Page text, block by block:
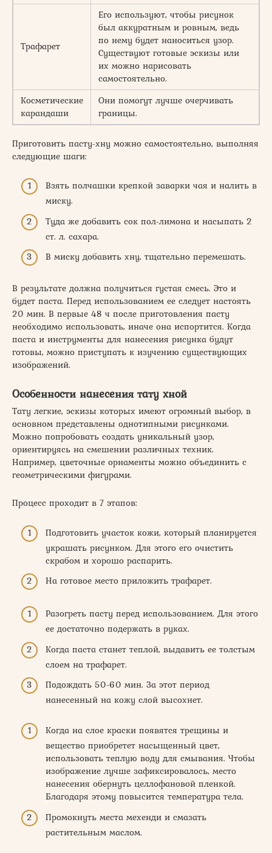
Трафарет
Его используют, чтобы рисунок
был аккуратным и ровным, ведь
по нему будет наноситься узор.
Существуют готовые эскизы или
их можно нарисовать
самостоятельно.
Косметические
карандаши
Они помогут лучше очерчивать
границы.
Приготовить пасту-хну можно самостоятельно, выполняя
следующие шаги:
Взять полчашки крепкой заварки чая и налить в
миску.
Туда же добавить сок пол-лимона и насыпать 2
ст. л. сахара.
В миску добавить хну, тщательно перемешать.
В результате должна получиться густая смесь. Это и
будет паста. Перед использованием ее следует настоять
20 мин. В первые 48 ч после приготовления пасту
необходимо использовать, иначе она испортится. Когда
паста и инструменты для нанесения рисунка будут
готовы, можно приступать к изучению существующих
изображений.
Особенности нанесения тату хной
Тату легкие, эскизы которых имеют огромный выбор, в
основном представлены однотипными рисунками.
Можно попробовать создать уникальный узор,
ориентируясь на смешении различных техник.
Например, цветочные орнаменты можно объединить с
геометрическими фигурами.
Процесс проходит в 7 этапов:
Подготовить участок кожи, который планируется
украшать рисунком. Для этого его очистить
скрабом и хорошо распарить.
На готовое место приложить трафарет.
Разогреть пасту перед использованием. Для этого
ее достаточно подержать в руках.
Когда паста станет теплой, выдавить ее толстым
слоем на трафарет.
Подождать 50-60 мин. За этот период
нанесенный на кожу слой высохнет.
Когда на слое краски появятся трещины и
вещество приобретет насыщенный цвет,
использовать теплую воду для смывания. Чтобы
изображение лучше зафиксировалось, место
нанесения обернуть целлофановой пленкой.
Благодаря этому повысится температура тела.
Промокнуть места мехенди и смазать
растительным маслом.